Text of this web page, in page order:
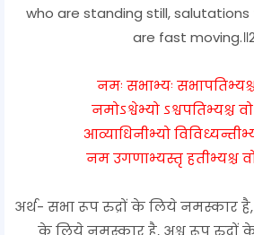
who are standing still, salutations
are fast
नमः सभाभ्यः
नमोऽश्वेभ्यो ऽश्वपतिभ्यश्च
आव्याधिनीभ्यो
नम उगणाभ्यस्तृ हतीभ्यश्च
अर्थ- सभा रूप रुद्रों के लिये नमस्कार
के लिये नमस्कार है, अश्व रूप रुद्रों